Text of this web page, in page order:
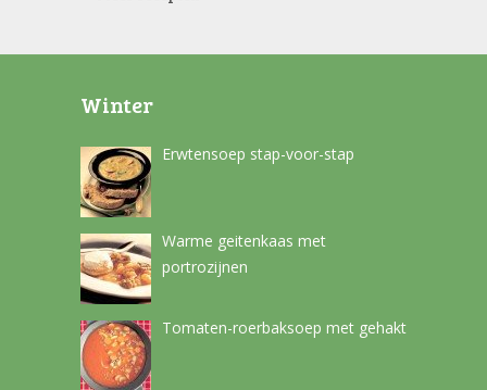
Winter
Erwtensoep stap-voor-stap
Warme geitenkaas met
portrozijnen
Tomaten-roerbaksoep met gehakt